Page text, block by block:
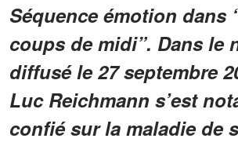
Séquence émotion dans
coups de midi”. Dans le
diffusé le 27 septembre
Luc Reichmann s’est
confié sur la maladie de